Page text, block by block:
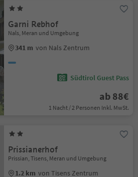
Garni Rebhof
Nals, Meran und Umgebung
341 m von Nals Zentrum
Südtirol Guest Pass
ab 88€
1 Nacht / 2 Personen Inkl. MwSt.
Prissianerhof
Prissian, Tisens, Meran und Umgebung
1.2 km von Tisens Zentrum